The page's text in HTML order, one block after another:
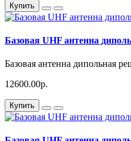
Купить
Базовая UHF антенна
Базовая антенна дипольная
12600.00р.
Купить